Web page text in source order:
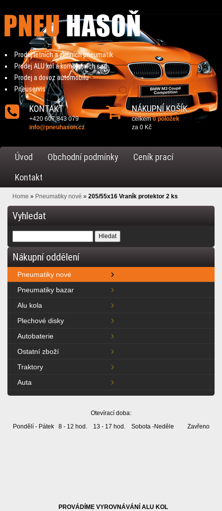
Prodej letních a zimních pneumatik
Prodej ALU kol a kompletních sad
Prodej a dovoz automobilu
Pneuservis
KONTAKT
+420 607 843 079
info@pneuhason.cz
NÁKUPNÍ KOŠÍK
celkem0 položek
za 0 Kč
Úvod Obchodní podmínky
Ceník prací
Kontakt
Home » Pneumatiky nové » 205/55x16 Vraník protektor 2 ks
Vyhledat
Nákupní oddělení
Pneumatiky nové
Pneumatiky bazar
Alu kola
Plechové disky
Autobaterie
Ostatní zboží
Traktory
Auta
Otevírací doba:
Pondělí - Pátek 8 - 12 hod. 13 - 17 hod. Sobota -Neděle Zavřeno
PROVÁDÍME VYROVNÁVÁNÍ ALU KOL